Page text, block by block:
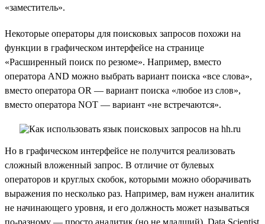
«заместитель».
Некоторые операторы для поисковых запросов похожи на
функции в графическом интерфейсе на странице
«Расширенный поиск по резюме». Например, вместо
оператора AND можно выбрать вариант поиска «все слова»,
вместо оператора OR — вариант поиска «любое из слов»,
вместо оператора NOT — вариант «не встречаются».
Но в графическом интерфейсе не получится реализовать
сложный вложенный запрос. В отличие от булевых
операторов и круглых скобок, которыми можно оборачивать
выражения по несколько раз. Например, вам нужен аналитик
не начинающего уровня, и его должность может называться
по-разному — просто аналитик (но не младший), Data Scientist